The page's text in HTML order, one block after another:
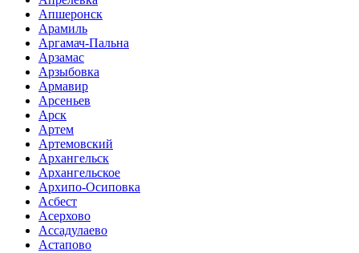
Апшеронск
Арамиль
Аргамач-Пальна
Арзамас
Арзыбовка
Армавир
Арсеньев
Арск
Артем
Артемовский
Архангельск
Архангельское
Архипо-Осиповка
Асбест
Асерхово
Ассадулаево
Астапово